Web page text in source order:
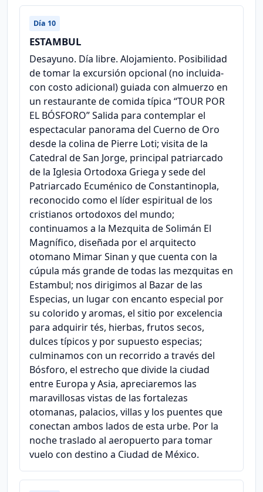
Día 10
ESTAMBUL
Desayuno. Día libre. Alojamiento. Posibilidad
de tomar la excursión opcional (no incluida-
con costo adicional) guiada con almuerzo en
un restaurante de comida típica “TOUR POR
EL BÓSFORO” Salida para contemplar el
espectacular panorama del Cuerno de Oro
desde la colina de Pierre Loti; visita de la
Catedral de San Jorge, principal patriarcado
de la Iglesia Ortodoxa Griega y sede del
Patriarcado Ecuménico de Constantinopla,
reconocido como el líder espiritual de los
cristianos ortodoxos del mundo;
continuamos a la Mezquita de Solimán El
Magnífico, diseñada por el arquitecto
otomano Mimar Sinan y que cuenta con la
cúpula más grande de todas las mezquitas en
Estambul; nos dirigimos al Bazar de las
Especias, un lugar con encanto especial por
su colorido y aromas, el sitio por excelencia
para adquirir tés, hierbas, frutos secos,
dulces típicos y por supuesto especias;
culminamos con un recorrido a través del
Bósforo, el estrecho que divide la ciudad
entre Europa y Asia, apreciaremos las
maravillosas vistas de las fortalezas
otomanas, palacios, villas y los puentes que
conectan ambos lados de esta urbe. Por la
noche traslado al aeropuerto para tomar
vuelo con destino a Ciudad de México.